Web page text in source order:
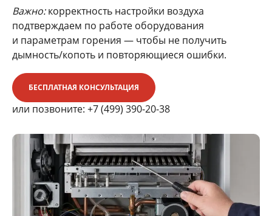
Важно:корректность настройки воздуха
подтверждаем по работе оборудования
и параметрам горения — чтобы не получить
дымность/копоть и повторяющиеся ошибки.
БЕСПЛАТНАЯ КОНСУЛЬТАЦИЯ
или позвоните: +7 (499) 390-20-38